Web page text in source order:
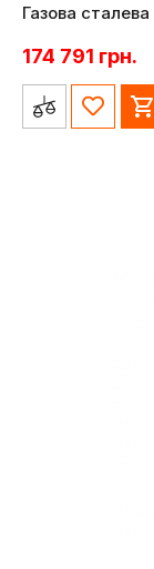
Газова сталева
174 791 грн.